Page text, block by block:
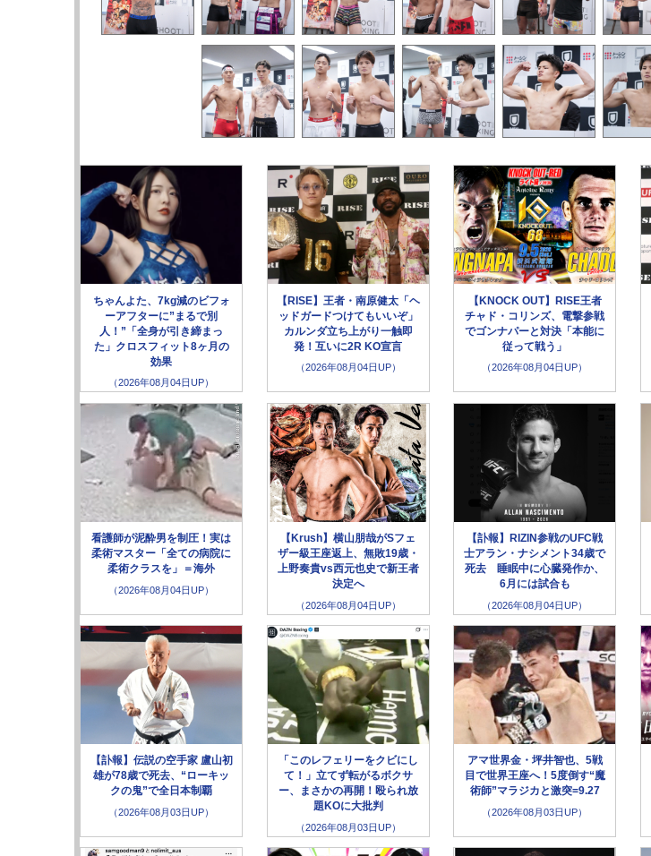
ちゃんよた、7kg減のビフォ
ーアフターに”まるで別
人！”「全身が引き締まっ
た」クロスフィット8ヶ月の
効果
（2026年08月04日UP）
【RISE】王者・南原健太「ヘ
ッドガードつけてもいいぞ」
カルンダ立ち上がり一触即
発！互いに2R KO宣言
（2026年08月04日UP）
【KNOCK OUT】RISE王者
チャド・コリンズ、電撃参戦
でゴンナパーと対決「本能に
従って戦う」
（2026年08月04日UP）
看護師が泥酔男を制圧！実は
柔術マスター「全ての病院に
柔術クラスを」＝海外
（2026年08月04日UP）
【Krush】横山朋哉がSフェ
ザー級王座返上、無敗19歳・
上野奏貴vs西元也史で新王者
決定へ
（2026年08月04日UP）
【訃報】RIZIN参戦のUFC戦
士アラン・ナシメント34歳で
死去 睡眠中に心臓発作か、
6月には試合も
（2026年08月04日UP）
【訃報】伝説の空手家 盧山初
雄が78歳で死去、“ローキッ
クの鬼”で全日本制覇
（2026年08月03日UP）
「このレフェリーをクビにし
て！」立てず転がるボクサ
ー、まさかの再開！殴られ放
題KOに大批判
（2026年08月03日UP）
アマ世界金・坪井智也、5戦
目で世界王座へ！5度倒す“魔
術師”マラジカと激突=9.27
（2026年08月03日UP）